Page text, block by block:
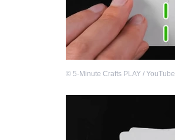
© 5-Minute Crafts PLAY / YouTube